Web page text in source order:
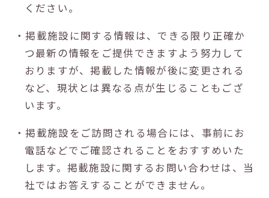
ください。
・掲載施設に関する情報は、できる限り正確か
つ最新の情報をご提供できますよう努力して
おりますが、掲載した情報が後に変更される
など、現状とは異なる点が生じることもござ
います。
・掲載施設をご訪問される場合には、事前にお
電話などでご確認されることをおすすめいた
します。掲載施設に関するお問い合わせは、当
社ではお答えすることができません。